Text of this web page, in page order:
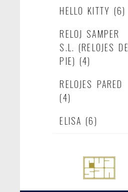
HELLO KITTY (6)
RELOJ SAMPER
S.L. (RELOJES DE
PIE) (4)
RELOJES PARED
(4)
ELISA (6)